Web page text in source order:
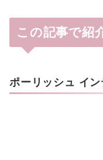
この記事で紹
ポーリッシュ イ